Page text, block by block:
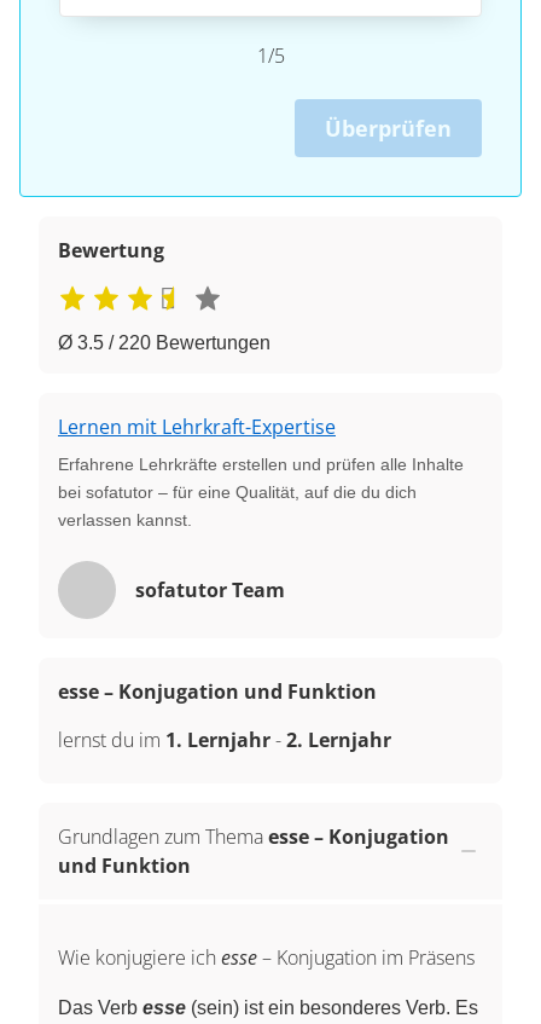
1/5
Überprüfen
Bewertung
Ø 3.5 / 220 Bewertungen
Lernen mit Lehrkraft-Expertise
Erfahrene Lehrkräfte erstellen und prüfen alle Inhalte
bei sofatutor – für eine Qualität, auf die du dich
verlassen kannst.
sofatutor Team
esse – Konjugation und Funktion
lernst du im 1. Lernjahr-2. Lernjahr
Grundlagen zum Themaesse – Konjugation
und Funktion
Wie konjugiere ich esse– Konjugation im Präsens
Das Verb esse (sein) ist ein besonderes Verb. Es